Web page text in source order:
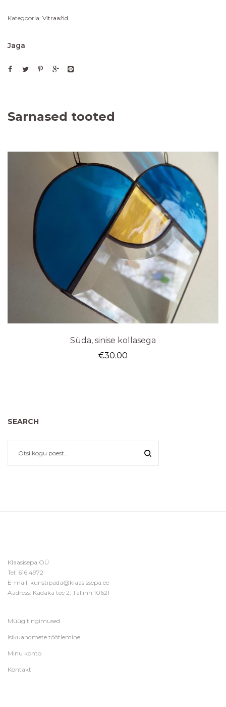
Kategooria: Vitraažid
Jaga
Sarnased tooted
Süda, sinise kollasega
€30.00
SEARCH
Klaasisepa OÜ
Tel: 616 4972
E-mail: kunstipada@klaasissepa.ee
Aadress: Kadaka tee 2, Tallinn 10621
Müügitingimused
Isikuandmete töötlemine
Minu konto
Kontakt